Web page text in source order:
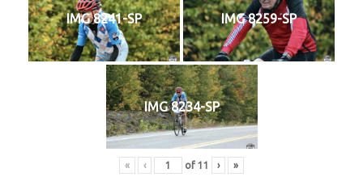
IMG 8241-SP IMG 8259-SP
IMG 8234-SP
« ‹ of 11 › »